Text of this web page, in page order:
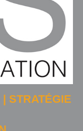
STRATÉGIE